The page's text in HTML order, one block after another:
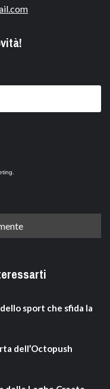
sport che sfida la
dell’Octopush